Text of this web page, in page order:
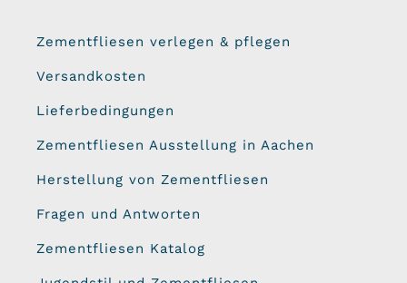
Zementfliesen verlegen & pflegen
Versandkosten
Lieferbedingungen
Zementfliesen Ausstellung in Aachen
Herstellung von Zementfliesen
Fragen und Antworten
Zementfliesen Katalog